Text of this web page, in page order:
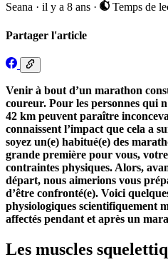
Seana · il y a 8 ans · Temps de
Partager l'article
Venir à bout d’un marathon
coureur. Pour les personnes qui
42 km peuvent paraître
connaissent l’impact que cela a
soyez un(e) habitué(e) des
grande première pour vous,
contraintes physiques. Alors,
départ, nous aimerions vous
d’être confronté(e). Voici
physiologiques scientifiquement
affectés pendant et après un
Les muscles